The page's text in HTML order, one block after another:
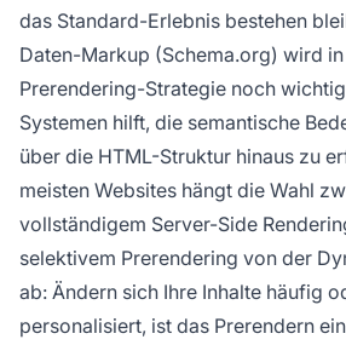
das Standard-Erlebnis bestehen
Daten-Markup (Schema.org) wird
Prerendering-Strategie noch
Systemen hilft, die semantische
über die HTML-Struktur hinaus zu
meisten Websites hängt die Wahl
vollständigem Server-Side
selektivem Prerendering von der
ab: Ändern sich Ihre Inhalte häufig
personalisiert, ist das Prerendern